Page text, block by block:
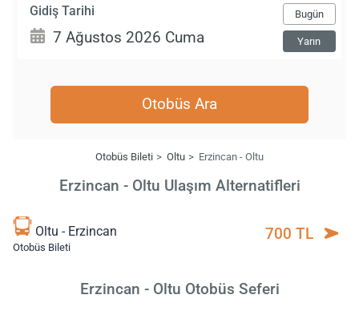
Gidiş Tarihi Bugün
Yarın
Otobüs Ara
Otobüs Bileti Oltu Erzincan - Oltu
Erzincan - Oltu Ulaşım Alternatifleri
Oltu - Erzincan
Otobüs Bileti
700 TL
Erzincan - Oltu Otobüs Seferi